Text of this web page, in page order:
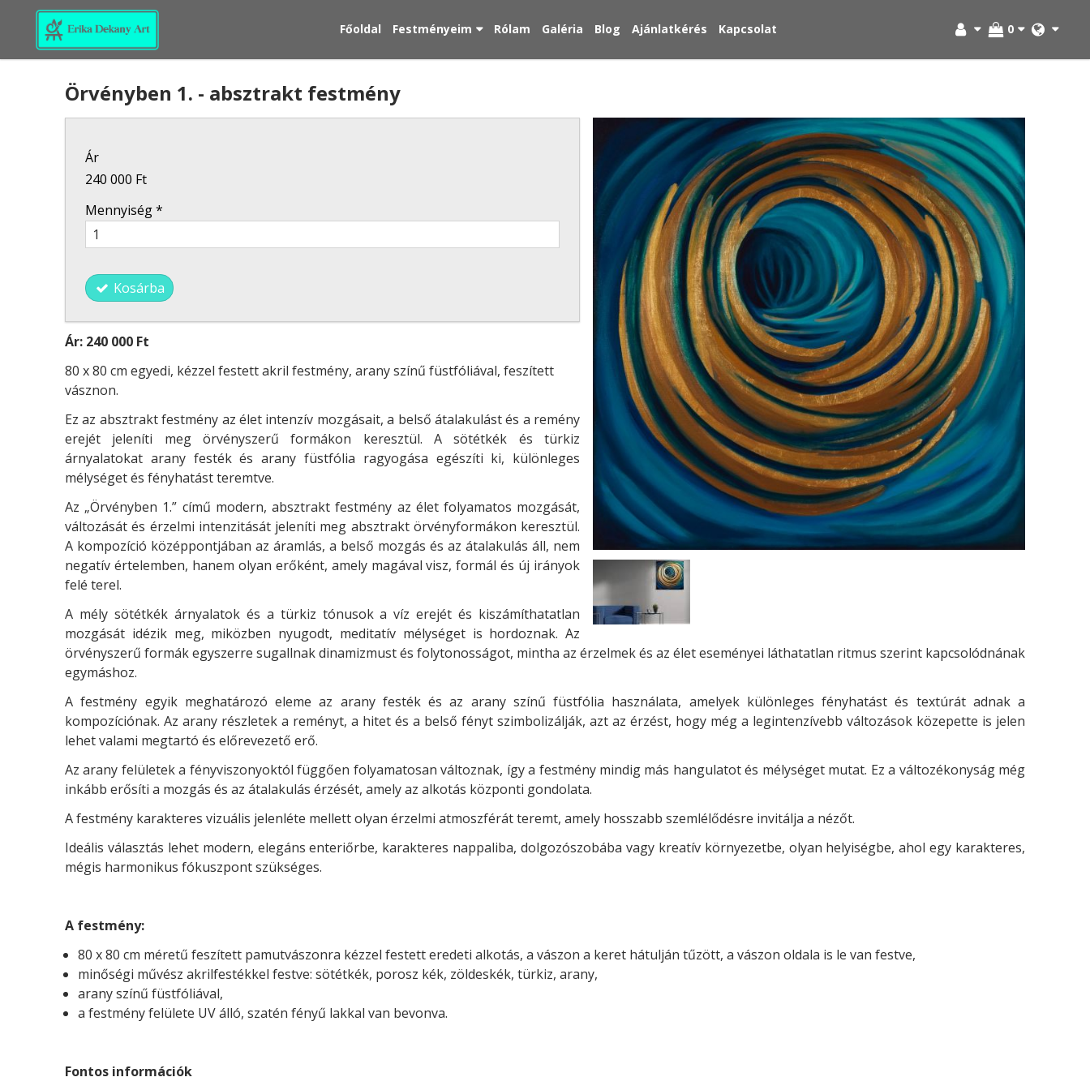
0
Főoldal Festményeim Rólam Galéria Blog Ajánlatkérés Kapcsolat
Örvényben 1. - absztrakt festmény
Ár
240 000 Ft
Mennyiség*
Kosárba
Ár: 240 000 Ft
80 x 80 cm egyedi, kézzel festett akril festmény, arany színű füstfóliával, feszített
vásznon.
Ez az absztrakt festmény az élet intenzív mozgásait, a belső átalakulást és a remény
erejét jeleníti meg örvényszerű formákon keresztül. A sötétkék és türkiz
árnyalatokat arany festék és arany füstfólia ragyogása egészíti ki, különleges
mélységet és fényhatást teremtve.
Az „Örvényben 1.” című modern, absztrakt festmény az élet folyamatos mozgását,
változását és érzelmi intenzitását jeleníti meg absztrakt örvényformákon keresztül.
A kompozíció középpontjában az áramlás, a belső mozgás és az átalakulás áll, nem
negatív értelemben, hanem olyan erőként, amely magával visz, formál és új irányok
felé terel.
A mély sötétkék árnyalatok és a türkiz tónusok a víz erejét és kiszámíthatatlan
mozgását idézik meg, miközben nyugodt, meditatív mélységet is hordoznak. Az
örvényszerű formák egyszerre sugallnak dinamizmust és folytonosságot, mintha az érzelmek és az élet eseményei láthatatlan ritmus szerint kapcsolódnának
egymáshoz.
A festmény egyik meghatározó eleme az arany festék és az arany színű füstfólia használata, amelyek különleges fényhatást és textúrát adnak a
kompozíciónak. Az arany részletek a reményt, a hitet és a belső fényt szimbolizálják, azt az érzést, hogy még a legintenzívebb változások közepette is jelen
lehet valami megtartó és előrevezető erő.
Az arany felületek a fényviszonyoktól függően folyamatosan változnak, így a festmény mindig más hangulatot és mélységet mutat. Ez a változékonyság még
inkább erősíti a mozgás és az átalakulás érzését, amely az alkotás központi gondolata.
A festmény karakteres vizuális jelenléte mellett olyan érzelmi atmoszférát teremt, amely hosszabb szemlélődésre invitálja a nézőt.
Ideális választás lehet modern, elegáns enteriőrbe, karakteres nappaliba, dolgozószobába vagy kreatív környezetbe, olyan helyiségbe, ahol egy karakteres,
mégis harmonikus fókuszpont szükséges.
A festmény:
80 x 80 cm méretű feszített pamutvászonra kézzel festett eredeti alkotás, a vászon a keret hátulján tűzött, a vászon oldala is le van festve,
minőségi művész akrilfestékkel festve: sötétkék, porosz kék, zöldeskék, türkiz, arany,
arany színű füstfóliával,
a festmény felülete UV álló, szatén fényű lakkal van bevonva.
Fontos információk